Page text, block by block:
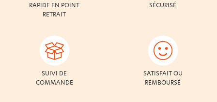
RAPIDE EN POINT
RETRAIT
SÉCURISÉ
SUIVI DE
COMMANDE
SATISFAIT OU
REMBOURSÉ